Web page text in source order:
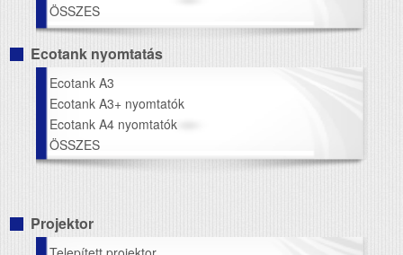
ÖSSZES
Ecotank nyomtatás
Ecotank A3
Ecotank A3+ nyomtatók
Ecotank A4 nyomtatók
ÖSSZES
Projektor